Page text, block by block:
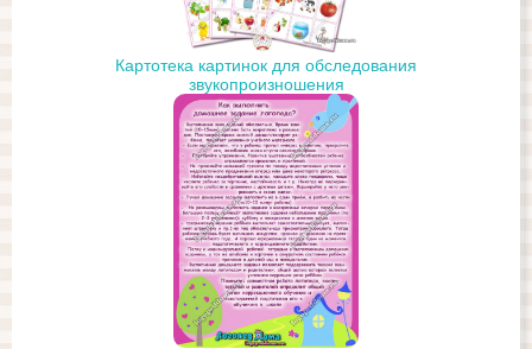
Картотека картинок для обследования
звукопроизношения